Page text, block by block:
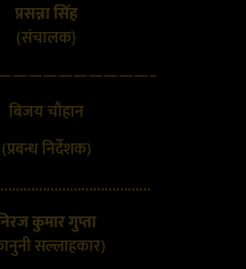
प्रसन्ना सिंह
(संचालक}
बिजय चौहान
(प्रबन्ध निर्देशक)
कुमार गुप्ता
सल्लाहकार)